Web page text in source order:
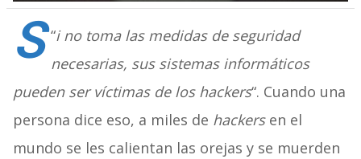
“
S i no toma las medidas de seguridad
necesarias, sus sistemas informáticos
pueden ser víctimas de los hackers“. Cuando una
persona dice eso, a miles de hackersen el
mundo se les calientan las orejas y se muerden